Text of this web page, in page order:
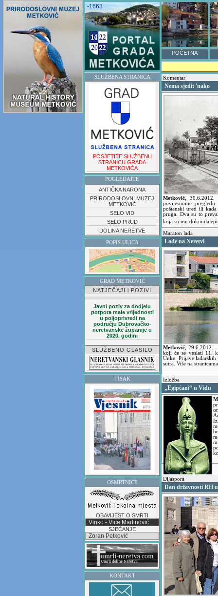
-1663
POČETNA
SLUŽBENA STRANICA
POSJETITE SLUŽBENU
STRANICU GRADA
METKOVIĆA
POGLEDAJTE
ANTIČKA NARONA
PRIRODOSLOVNI MUZEJ
METKOVIĆ
SELO VID
SELO PRUD
DOLINA NERETVE
POPIS ULICA
GRAD METKOVIĆ
NATJEČAJI i POZIVI
Javni poziv za dodjelu
potpora male vrijednosti
u poljoprivredi na
području Dubrovačko-
neretvanske županije u
2020. godini
SLUŽBENO GLASILO
TISAK
OSMRTNICE
OBAVIJEST O SMRTI
Vinko - Vice Martinović
SJEĆANJE
Zoran Petković
KONTAKT
Komentar
Nema sjedit 'nako
Metković ,30.6.2012.
povijesnome
poštanski ured ili
pruga. Dva su to
koja su mu dokinula
Maraton lađa
Lađe na Neretvi
Metković 29.6.2012. -
koji će se veslati 11.
Unke. Prijave lađarskih
sutra. Više na
Izložba
„Egipćani“ u Vidu
Dijaspora
Dan državnosti RH